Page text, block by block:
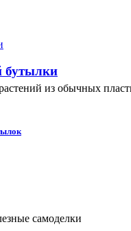
бутылки
из обычных
самоделки